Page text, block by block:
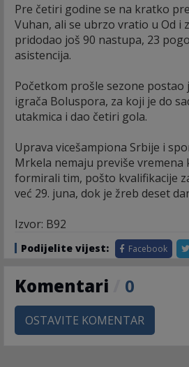
Pre četiri godine se na kratko
Vuhan, ali se ubrzo vratio u Od i
pridodao još 90 nastupa, 23
asistencija.
Početkom prošle sezone
igrača Boluspora, za koji je do
utakmica i dao četiri gola.
Uprava vicešampiona Srbije i
Mrkela nemaju previše vremena
formirali tim, pošto kvalifikacije
već 29. juna, dok je žreb deset
Izvor: B92
Podijelite vijest: Facebook
Komentari 0
OSTAVITE KOMENTAR